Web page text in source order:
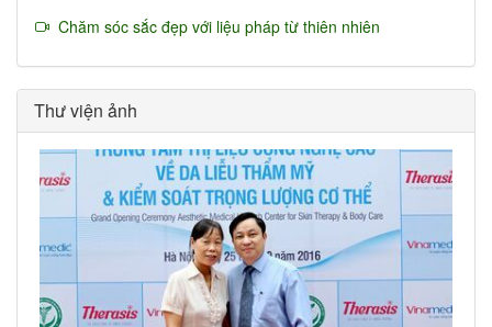
Chăm sóc sắc đẹp với liệu pháp từ thiên nhiên
Thư viện ảnh